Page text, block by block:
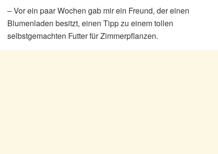
– Vor ein paar Wochen gab mir ein Freund, der einen
Blumenladen besitzt, einen Tipp zu einem tollen
selbstgemachten Futter für Zimmerpflanzen.